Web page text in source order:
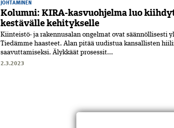
JOHTAMINEN
Kolumni: KIRA-kasvuohjelma luo
kestävälle kehitykselle
Kiinteistö- ja rakennusalan ongelmat ovat säännöllisesti
Tiedämme haasteet. Alan pitää uudistua kansallisten
saavuttamiseksi. Älykkäät prosessit...
2.3.2023